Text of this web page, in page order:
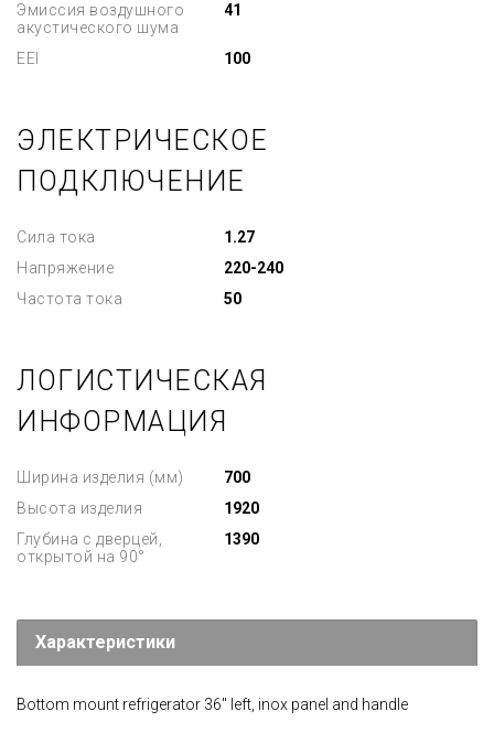
Эмиссия воздушного
акустического шума
41
EEI 100
ЭЛЕКТРИЧЕСКОЕ
ПОДКЛЮЧЕНИЕ
Сила тока
1.27
Напряжение
220-240
Частота тока
50
ЛОГИСТИЧЕСКАЯ
ИНФОРМАЦИЯ
Ширина изделия (мм)
700
Высота изделия
1920
Глубина с дверцей,
открытой на 90°
1390
Характеристики
Bottom mount refrigerator 36" left, inox panel and handle